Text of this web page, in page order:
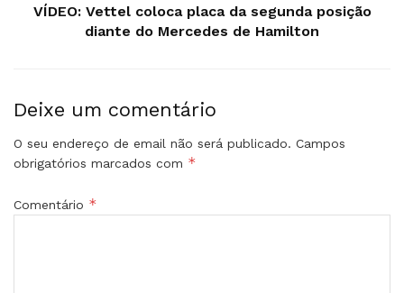
VÍDEO: Vettel coloca placa da segunda posição
diante do Mercedes de Hamilton
Deixe um comentário
O seu endereço de email não será publicado. Campos
obrigatórios marcados com *
Comentário *